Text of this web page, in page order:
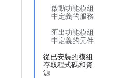
啟動功能模組
中定義的服務
匯出功能模組
中定義的元件
從已安裝的模組
存取程式碼和資
源